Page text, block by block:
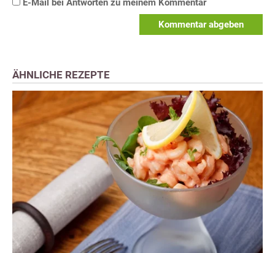
E-Mail bei Antworten zu meinem Kommentar
Kommentar abgeben
ÄHNLICHE REZEPTE